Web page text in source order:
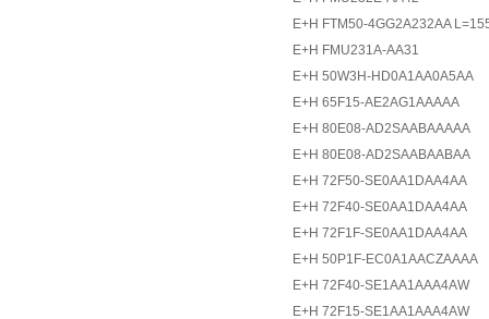
E+H FTM50-4GG2A232AA
E+H FMU231A-AA31
E+H 50W3H-HD0A1AA0A5AA
E+H 65F15-AE2AG1AAAAA
E+H 80E08-AD2SAABAAAAA
E+H 80E08-AD2SAABAABAA
E+H 72F50-SE0AA1DAA4AA
E+H 72F40-SE0AA1DAA4AA
E+H 72F1F-SE0AA1DAA4AA
E+H 50P1F-EC0A1AACZAAAA
E+H 72F40-SE1AA1AAA4AW
E+H 72F15-SE1AA1AAA4AW